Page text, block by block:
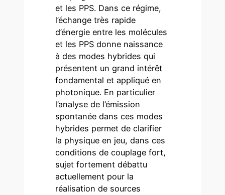
et les PPS. Dans ce régime,
l’échange très rapide
d’énergie entre les molécules
et les PPS donne naissance
à des modes hybrides qui
présentent un grand intérêt
fondamental et appliqué en
photonique. En particulier
l’analyse de l’émission
spontanée dans ces modes
hybrides permet de clarifier
la physique en jeu, dans ces
conditions de couplage fort,
sujet fortement débattu
actuellement pour la
réalisation de sources